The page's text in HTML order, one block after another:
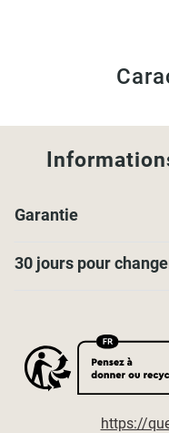
Garantie
30 jours pour
https://